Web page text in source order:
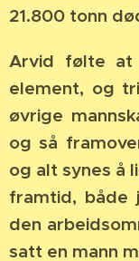
21.800 tonn
Arvid følte
element, og
øvrige
og så
og alt synes å
framtid, både
den
satt en mann